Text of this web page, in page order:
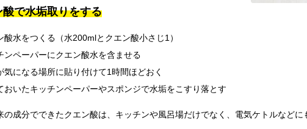
酸で水垢取りをする
酸水をつくる（水200mlとクエン酸小さじ1）
ンペーパーにクエン酸水を含ませる
気になる場所に貼り付けて1時間ほどおく
おいたキッチンペーパーやスポンジで水垢をこすり落とす
の成分でできたクエン酸は、キッチンや風呂場だけでなく、電気ケトルなどに